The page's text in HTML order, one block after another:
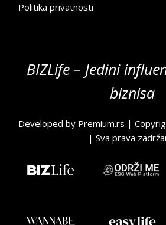
Politika privatnosti
BIZLife – Jedini
biznisa
Developed by Premium.rs |
| Sva prava